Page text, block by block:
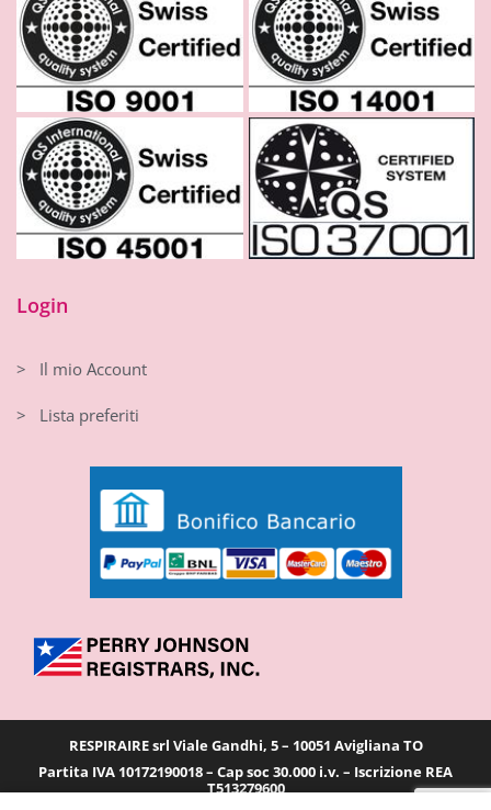
Login
> Il mio Account
> Lista preferiti
RESPIRAIRE srl Viale Gandhi, 5 – 10051 Avigliana TO
Partita IVA 10172190018 – Cap soc 30.000 i.v. – Iscrizione REA
T513279600